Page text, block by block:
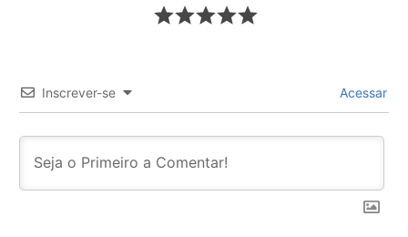
Inscrever-se Acessar